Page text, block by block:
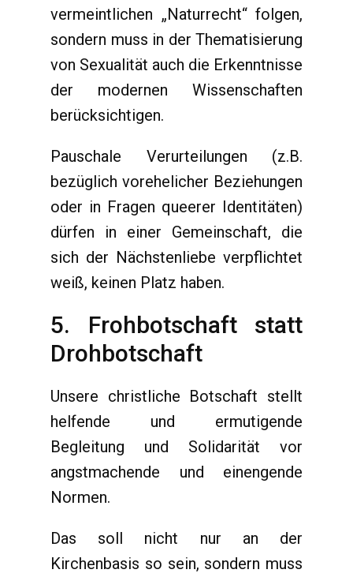
vermeintlichen „Naturrecht“ folgen,
sondern muss in der Thematisierung
von Sexualität auch die Erkenntnisse
der modernen Wissenschaften
berücksichtigen.
Pauschale Verurteilungen (z.B.
bezüglich vorehelicher Beziehungen
oder in Fragen queerer Identitäten)
dürfen in einer Gemeinschaft, die
sich der Nächstenliebe verpflichtet
weiß, keinen Platz haben.
5. Frohbotschaft statt
Drohbotschaft
Unsere christliche Botschaft stellt
helfende und ermutigende
Begleitung und Solidarität vor
angstmachende und einengende
Normen.
Das soll nicht nur an der
Kirchenbasis so sein, sondern muss